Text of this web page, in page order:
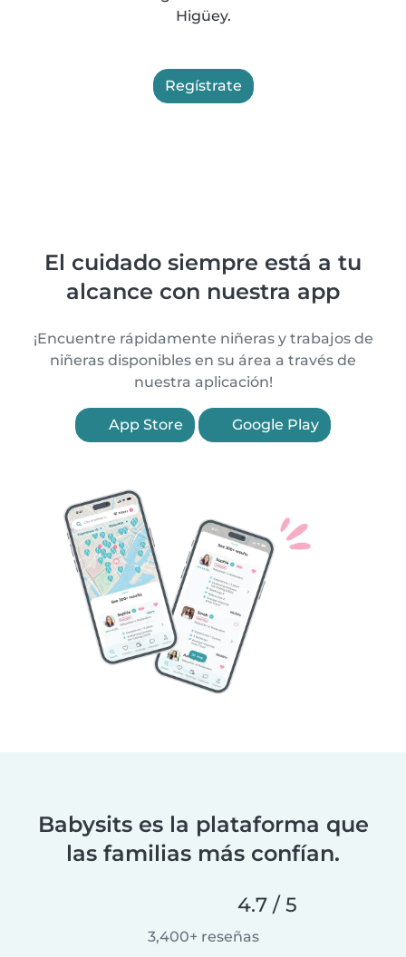
Higüey.
Regístrate
El cuidado siempre está a tu
alcance con nuestra app
¡Encuentre rápidamente niñeras y trabajos de
niñeras disponibles en su área a través de
nuestra aplicación!
App Store Google Play
Babysits es la plataforma que
las familias más confían.
4.7 / 5
3,400+ reseñas